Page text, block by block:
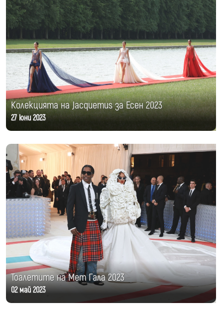
Колекцията на Jacquemus за Есен 2023
27 юни 2023
Тоалетите на Мет Гала 2023
02 май 2023